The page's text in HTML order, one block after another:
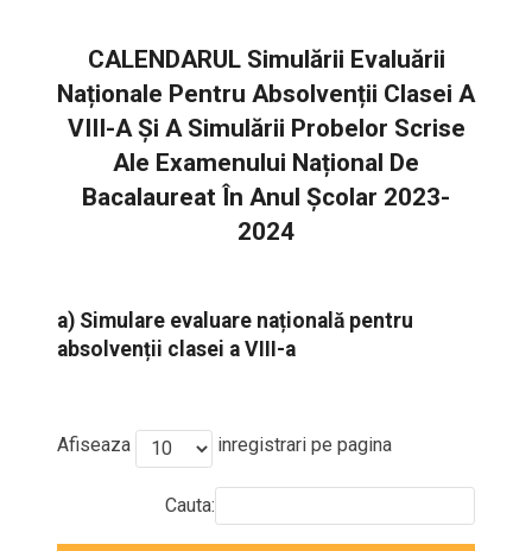
CALENDARUL Simulării Evaluării
Naționale Pentru Absolvenții Clasei A
VIII-A Și A Simulării Probelor Scrise
Ale Examenului Național De
Bacalaureat În Anul Școlar 2023-
2024
a) Simulare evaluare națională pentru
absolvenții clasei a VIII-a
Afiseaza inregistrari pe pagina
Cauta: